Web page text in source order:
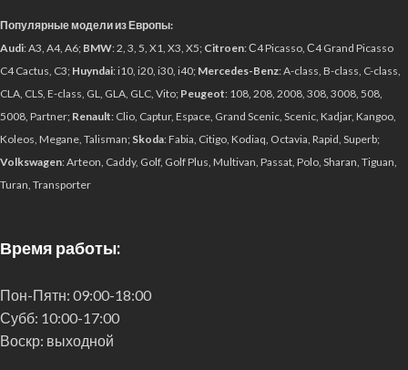
Популярные модели из Европы:
Audi: A3, A4, A6; BMW: 2, 3, 5, X1, X3, X5; Citroen: С4 Picasso, С4 Grand Picasso
C4 Cactus, C3; Huyndai: i10, i20, i30, i40; Mercedes-Benz: A-class, B-class, C-class,
CLA, CLS, E-class, GL, GLA, GLC, Vito; Peugeot: 108, 208, 2008, 308, 3008, 508,
5008, Partner; Renault: Clio, Captur, Espace, Grand Scenic, Scenic, Kadjar, Kangoo,
Koleos, Megane, Talisman; Skoda: Fabia, Citigo, Kodiaq, Octavia, Rapid, Superb;
Volkswagen: Arteon, Caddy, Golf, Golf Plus, Multivan, Passat, Polo, Sharan, Tiguan,
Turan, Transporter
Время работы:
Пон-Пятн: 09:00-18:00
Субб: 10:00-17:00
Воскр: выходной